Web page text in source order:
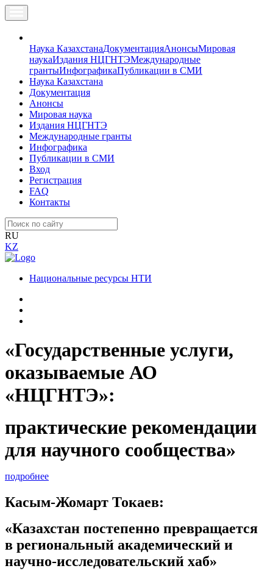
Наука КазахстанаДокументацияАнонсыМировая
наукаИздания НЦГНТЭМеждународные
грантыИнфографикаПубликации в СМИ
Наука Казахстана
Документация
Анонсы
Мировая наука
Издания НЦГНТЭ
Международные гранты
Инфографика
Публикации в СМИ
Вход
Регистрация
FAQ
Контакты
RU
KZ
Национальные ресурсы НТИ
«Государственные услуги,
оказываемые АО
«НЦГНТЭ»:
практические рекомендации
для научного сообщества»
подробнее
Касым-Жомарт Токаев:
«Казахстан постепенно превращается
в региональный академический и
научно-исследовательский хаб»